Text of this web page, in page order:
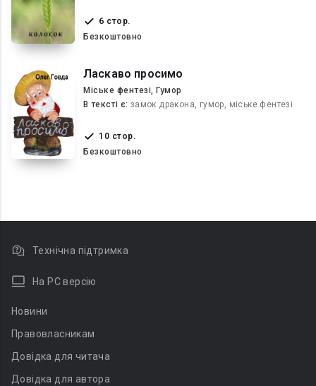
6 стор.
Безкоштовно
Ласкаво просимо
Міське фентезі, Гумор
В текcті є: замок дракона, гумор, міське фентезі
10 стор.
Безкоштовно
Технічна підтримка
На PC версію
Новини
Правовласникам
Довідка для читача
Довідка для автора